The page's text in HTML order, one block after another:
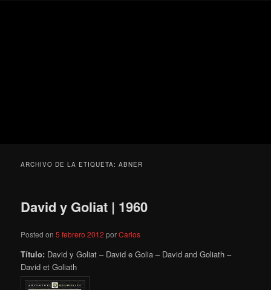
ARCHIVO DE LA ETIQUETA:ABNER
David y Goliat | 1960
Posted on5 febrero 2012 porCarlos
Título: David y Goliat – David e Golia – David and Goliath –
David et Goliath